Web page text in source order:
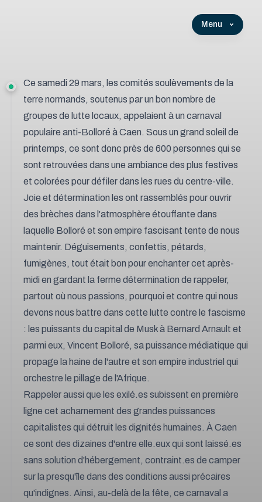
Ce samedi 29 mars, les comités soulèvements de la
terre normands, soutenus par un bon nombre de
groupes de lutte locaux, appelaient à un carnaval
populaire anti-Bolloré à Caen. Sous un grand soleil de
printemps, ce sont donc près de 600 personnes qui se
sont retrouvées dans une ambiance des plus festives
et colorées pour défiler dans les rues du centre-ville.
Joie et détermination les ont rassemblés pour ouvrir
des brèches dans l'atmosphère étouffante dans
laquelle Bolloré et son empire fascisant tente de nous
maintenir. Déguisements, confettis, pétards,
fumigènes, tout était bon pour enchanter cet après-
midi en gardant la ferme détermination de rappeler,
partout où nous passions, pourquoi et contre qui nous
devons nous battre dans cette lutte contre le fascisme
: les puissants du capital de Musk à Bernard Arnault et
parmi eux, Vincent Bolloré, sa puissance médiatique qui
propage la haine de l'autre et son empire industriel qui
orchestre le pillage de l'Afrique.
Rappeler aussi que les exilé.es subissent en première
ligne cet acharnement des grandes puissances
capitalistes qui détruit les dignités humaines. À Caen
ce sont des dizaines d'entre elle.eux qui sont laissé.es
sans solution d'hébergement, contraint.es de camper
sur la presqu'île dans des conditions aussi précaires
qu'indignes. Ainsi, au-delà de la fête, ce carnaval a
Menu